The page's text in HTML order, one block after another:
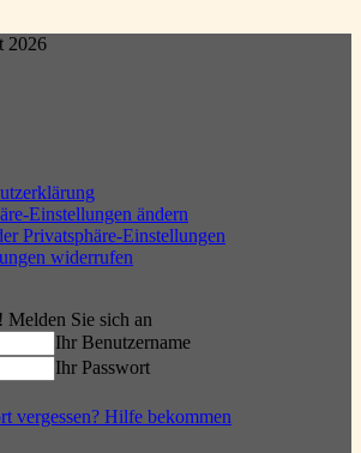
2026
Einstellungen ändern
Privatsphäre-Einstellungen
widerrufen
Sie sich an
Ihr Benutzername
Ihr Passwort
vergessen? Hilfe bekommen